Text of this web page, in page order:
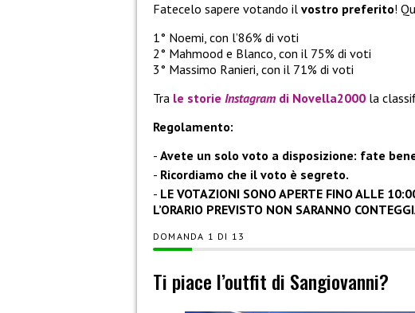
Fatecelo sapere votando il vostro preferito!
1° Noemi, con l’86% di voti
2° Mahmood e Blanco, con il 75% di voti
3° Massimo Ranieri, con il 71% di voti
Tra le storie Instagram di Novella2000 la
Regolamento:
Avete un solo voto a disposizione: fate
Ricordiamo che il voto è segreto.
LE VOTAZIONI SONO APERTE FINO ALLE
L’ORARIO PREVISTO NON SARANNO
DOMANDA DI 13
Ti piace l’outfit di Sangiovanni?